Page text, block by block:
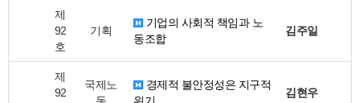
제
92
호
기획
기업의 사회적 책임과 노
동조합
김주일
제
92
국제노
경제적 불안정성은 지구적
김현우